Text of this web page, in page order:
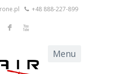
+48 888-227-899
F X